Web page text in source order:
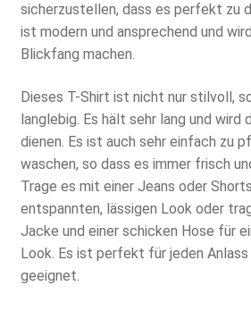
sicherzustellen, dass es perfekt zu
ist modern und ansprechend und
Blickfang machen.
Dieses T-Shirt ist nicht nur stilvoll,
langlebig. Es hält sehr lang und wird
dienen. Es ist auch sehr einfach zu
waschen, so dass es immer frisch
Trage es mit einer Jeans oder
entspannten, lässigen Look oder
Jacke und einer schicken Hose für
Look. Es ist perfekt für jeden
geeignet.